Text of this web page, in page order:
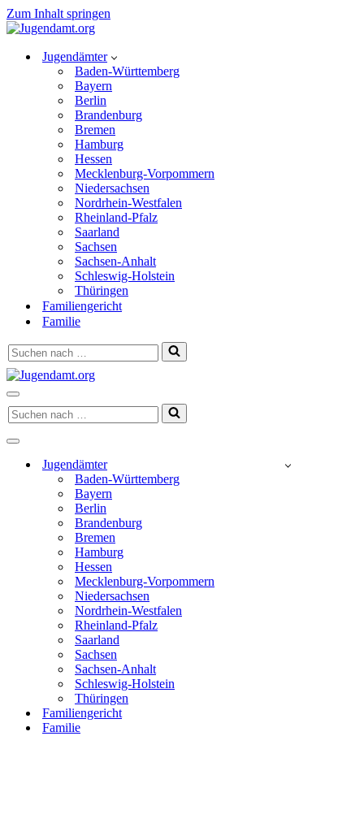
Zum Inhalt springen
Jugendämter
Baden-Württemberg
Bayern
Berlin
Brandenburg
Bremen
Hamburg
Hessen
Mecklenburg-Vorpommern
Niedersachsen
Nordrhein-Westfalen
Rheinland-Pfalz
Saarland
Sachsen
Sachsen-Anhalt
Schleswig-Holstein
Thüringen
Familiengericht
Familie
Suchen
nach …
Navigationsmenü
Suchen
nach …
Navigationsmenü
Jugendämter
Baden-Württemberg
Bayern
Berlin
Brandenburg
Bremen
Hamburg
Hessen
Mecklenburg-Vorpommern
Niedersachsen
Nordrhein-Westfalen
Rheinland-Pfalz
Saarland
Sachsen
Sachsen-Anhalt
Schleswig-Holstein
Thüringen
Familiengericht
Familie